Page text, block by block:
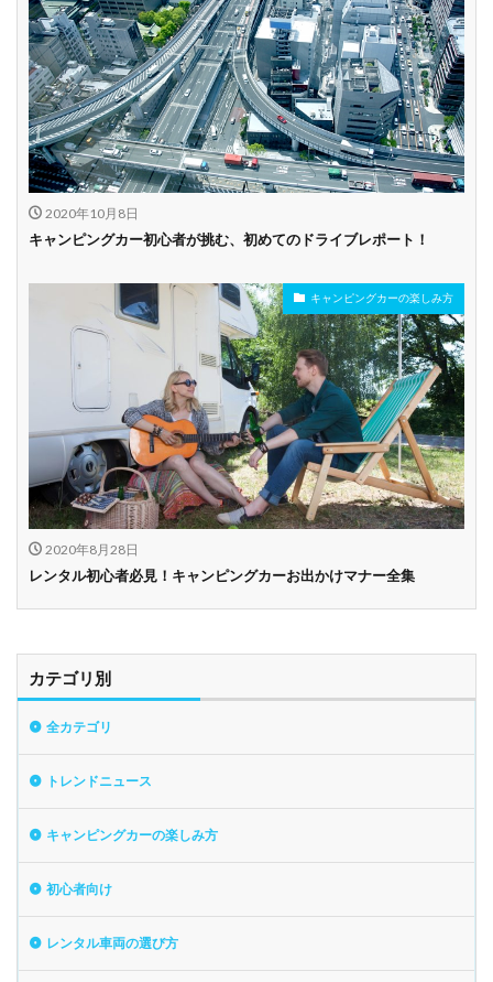
2020年10月8日
キャンピングカー初心者が挑む、初めてのドライブレポート！
キャンピングカーの楽しみ方
2020年8月28日
レンタル初心者必見！キャンピングカーお出かけマナー全集
カテゴリ別
全カテゴリ
トレンドニュース
キャンピングカーの楽しみ方
初心者向け
レンタル車両の選び方